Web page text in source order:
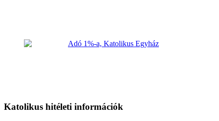
Katolikus hitéleti információk